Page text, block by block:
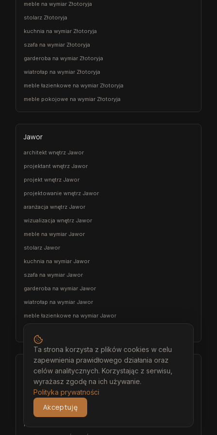
meble na wymiar Złotoryja
stolarz Złotoryja
kuchnia na wymiar Złotoryja
szafa na wymiar Złotoryja
garderoba na wymiar Złotoryja
wiatrołap na wymiar Złotoryja
meble łazienkowe na wymiar Złotoryja
meble pokojowe na wymiar Złotoryja
Jawor
architekt wnętrz Jawor
projektant wnętrz Jawor
projekt wnętrz Jawor
projektowanie wnętrz Jawor
aranżacja wnętrz Jawor
wizualizacja wnętrz Jawor
meble na wymiar Jawor
stolarz Jawor
kuchnia na wymiar Jawor
szafa na wymiar Jawor
garderoba na wymiar Jawor
wiatrołap na wymiar Jawor
meble łazienkowe na wymiar Jawor
Środa Śląska
architekt wnętrz Środa Śląska
projektant wnętrz Środa Śląska
projekt wnętrz Środa Śląska
projektowanie wnętrz Środa Śląska
Ta strona korzysta z plików cookies w celu
zapewnienia prawidłowego działania oraz
celów analitycznych. Korzystając z serwisu,
wyrażasz zgodę na ich używanie.
Polityka prywatności
Akceptuję